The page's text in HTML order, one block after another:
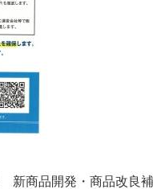
新商品開発・商品改良